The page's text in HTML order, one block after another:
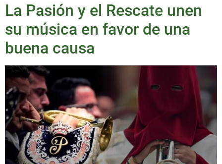
La Pasión y el Rescate unen
su música en favor de una
buena causa